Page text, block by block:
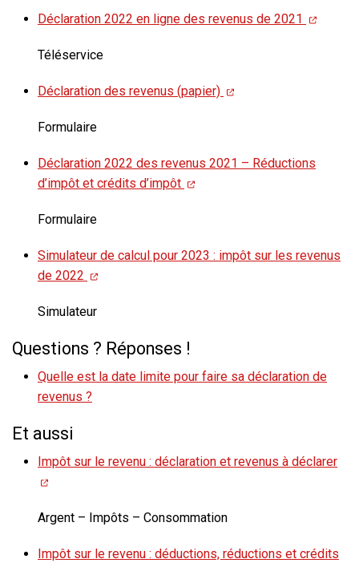
Déclaration 2022 en ligne des revenus de 2021
Téléservice
Déclaration des revenus (papier)
Formulaire
Déclaration 2022 des revenus 2021 – Réductions
d’impôt et crédits d’impôt
Formulaire
Simulateur de calcul pour 2023 : impôt sur les revenus
de 2022
Simulateur
Questions ? Réponses !
Quelle est la date limite pour faire sa déclaration de
revenus ?
Et aussi
Impôt sur le revenu : déclaration et revenus à déclarer
Argent – Impôts – Consommation
Impôt sur le revenu : déductions, réductions et crédits